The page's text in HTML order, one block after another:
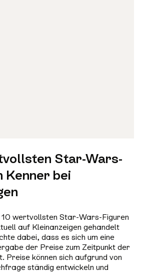
Star-Wars-
Kenner bei
10 wertvollsten Star-Wars-Figuren
auf Kleinanzeigen gehandelt
dabei, dass es sich um eine
der Preise zum Zeitpunkt der
Preise können sich aufgrund von
ständig entwickeln und